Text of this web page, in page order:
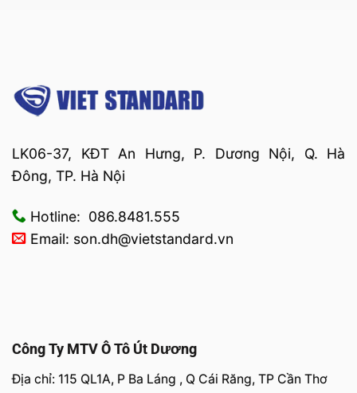
LK06-37, KĐT An Hưng, P. Dương Nội, Q. Hà
Đông, TP. Hà Nội
Hotline: 086.8481.555
Email: son.dh@vietstandard.vn
Công Ty MTV Ô Tô Út Dương
Địa chỉ: 115 QL1A, P Ba Láng , Q Cái Răng, TP Cần Thơ